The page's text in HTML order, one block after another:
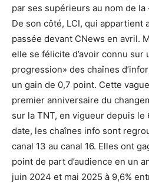
par ses supérieurs au nom de la
De son côté, LCI, qui appartient
passée devant CNews en avril.
elle se félicite d’avoir connu sur
progression» des chaînes
un gain de 0,7 point. Cette
premier anniversaire du
sur la TNT, en vigueur depuis
date, les chaînes info sont
canal 13 au canal 16. Elles ont
point de part d’audience en un
juin 2024 et mai 2025 à 9,6%